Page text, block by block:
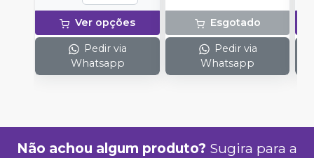
Ver opções
Pedir via
Whatsapp
Esgotado
Pedir via
Whatsapp
Não achou algum produto? Sugira para a